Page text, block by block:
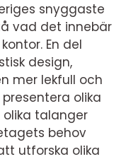
snyggaste
vad det innebär
En del
design,
mer lekfull och
olika
talanger
behov
utforska olika